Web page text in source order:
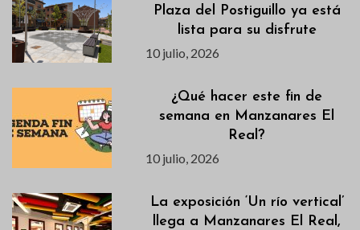
Plaza del Postiguillo ya está
lista para su disfrute
10 julio, 2026
¿Qué hacer este fin de
semana en Manzanares El
Real?
10 julio, 2026
La exposición ‘Un río vertical’
llega a Manzanares El Real,